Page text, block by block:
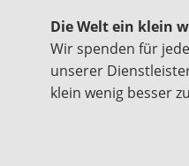
Die Welt ein klein
Wir spenden für
unserer
klein wenig besser